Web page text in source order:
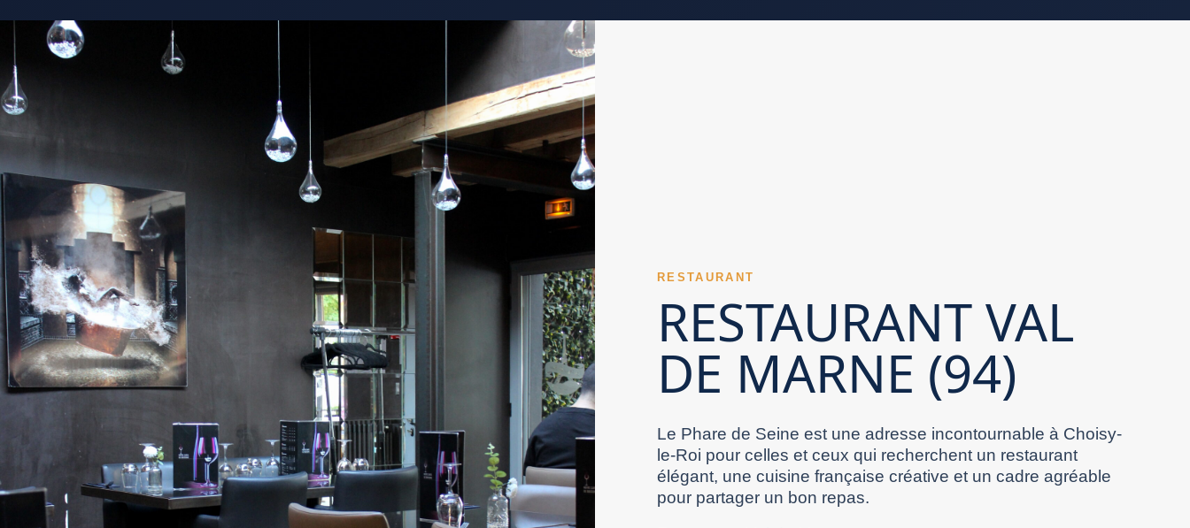
Opter pour un Restaurant Val de Marne bien situé peut faire toute la différence pour une sortie. Un Restaurant Val de Marne s’adresse aussi bien
aux couples qu’aux groupes d’amis. L’ambiance générale d’un Restaurant Val de Marne peut marquer positivement les convives. Un menu
complet permet à un Restaurant Val de Marne de toucher un public plus large. Des produits bien choisis renforcent l’image d’un Restaurant Val
de Marne. Un bon accueil permet à un Restaurant Val de Marne de se distinguer rapidement. La proximité des transports peut renforcer l’intérêt
d’un Restaurant Val de Marne. Pour un repas du midi, un Restaurant Val de Marne réactif représente un vrai plus. Le soir venu, un Restaurant
Val de Marne élégant peut créer une vraie parenthèse. Un Restaurant Val de Marne adapté au cadre professionnel rassure les entreprises. Un
Restaurant Val de Marne convainc plus facilement lorsqu’il reste cohérent sur les prix. Un Restaurant Val de Marne se distingue volontiers grâce à
quelques plats signatures. Un Restaurant Val de Marne reconnu doit souvent sa réputation à sa régularité. Lire les retours publiés peut rassurer
avant de réserver un Restaurant Val de Marne. L’orientation culinaire d’un Restaurant Val de Marne peut répondre à des envies très différentes.
Une réservation préalable reste souvent utile pour un Restaurant Val de Marne demandé. Un Restaurant Val de Marne adapté aux familles offre
un cadre rassurant pour tous. Un Restaurant Val de Marne peut également séduire pour un moment romantique. Une présentation travaillée
constitue un atout supplémentaire pour un Restaurant Val de Marne. La propreté reste un critère incontournable dans un Restaurant Val de
Marne. Un bon Restaurant Val de Marne se juge sur la qualité globale de sa proposition.
Un Restaurant Val de Marne peut devenir un choix privilégié pour de nombreux clients. L’ambition d’un Restaurant Val de Marne transparaît à
travers son environnement. Un Restaurant Val de Marne servi par un personnel disponible rassure rapidement. Le soin technique apporté aux
plats élève un Restaurant Val de Marne. Le début du repas révèle souvent la qualité d’un Restaurant Val de Marne. Les recettes principales
donnent du relief à la proposition d’un Restaurant Val de Marne. La carte sucrée d’un Restaurant Val de Marne peut faire la différence. Les notes
positives favorisent la fréquentation d’un Restaurant Val de Marne. La carte des boissons apporte une dimension supplémentaire à un
Restaurant Val de Marne. Un Restaurant Val de Marne répond souvent à des occasions très diverses. Le soin porté au mobilier améliore la
détente dans un Restaurant Val de Marne. Un Restaurant Val de Marne avec espace extérieur attire souvent davantage l’attention. La fluidité du
repas dépend souvent de l’organisation d’un Restaurant Val de Marne. Un Restaurant Val de Marne inspire confiance lorsqu’il garde une identité
claire. La générosité culinaire participe à l’image positive d’un Restaurant Val de Marne. La recherche d’équilibre dans les saveurs distingue un
Restaurant Val de Marne. Un Restaurant Val de Marne apprécié localement bénéficie d’un vrai atout. La présentation numérique constitue un
levier important pour un Restaurant Val de Marne. Un Restaurant Val de Marne représente souvent une belle option pour célébrer. Choisir un
Restaurant Val de Marne revient à évaluer l’ensemble du moment proposé.
Un Restaurant Val de Marne peut satisfaire une large palette de préférences gourmandes. La qualité de la salle compte autant que celle de
l’assiette dans un Restaurant Val de Marne. Un Restaurant Val de Marne bien tenu envoie un signal rassurant. Un Restaurant Val de Marne peut
convaincre par la précision de sa cuisine. Un Restaurant Val de Marne peut devenir inoubliable grâce à l’ensemble de son ambiance. Le bruit
ambiant peut modifier l’expérience dans un Restaurant Val de Marne. La souplesse horaire représente un atout pour un Restaurant Val de
Marne. La clarté de l’offre contribue à la réussite d’un Restaurant Val de Marne. Le positionnement haut de gamme valorise certains concepts de
Restaurant Val de Marne. L’univers décoratif contribue à la mémorisation d’un Restaurant Val de Marne. Un Restaurant Val de Marne expérimenté
maîtrise mieux les moments d’affluence. Une attitude chaleureuse améliore fortement l’image d’un Restaurant Val de Marne. Un menu clair
constitue un avantage pratique pour un Restaurant Val de Marne. Le respect de l’offre annoncée valorise un Restaurant Val de Marne. Un
Restaurant Val de Marne apprécié est souvent conseillé par ses clients satisfaits. Le charme d’un Restaurant Val de Marne tient souvent à
l’équilibre de tous ses éléments. Choisir le bon Restaurant Val de Marne valorise l’ensemble du moment partagé. Dans le Val-de-Marne, choisir un
bon restaurant repose avant tout sur les bons repères. La vraie valeur d’un Restaurant Val de Marne se révèle dans le ressenti final.
RESTAURANT
RESTAURANT VAL
DE MARNE (94)
Le Phare de Seine est une adresse incontournable à Choisy-
le-Roi pour celles et ceux qui recherchent un restaurant
élégant, une cuisine française créative et un cadre agréable
pour partager un bon repas.